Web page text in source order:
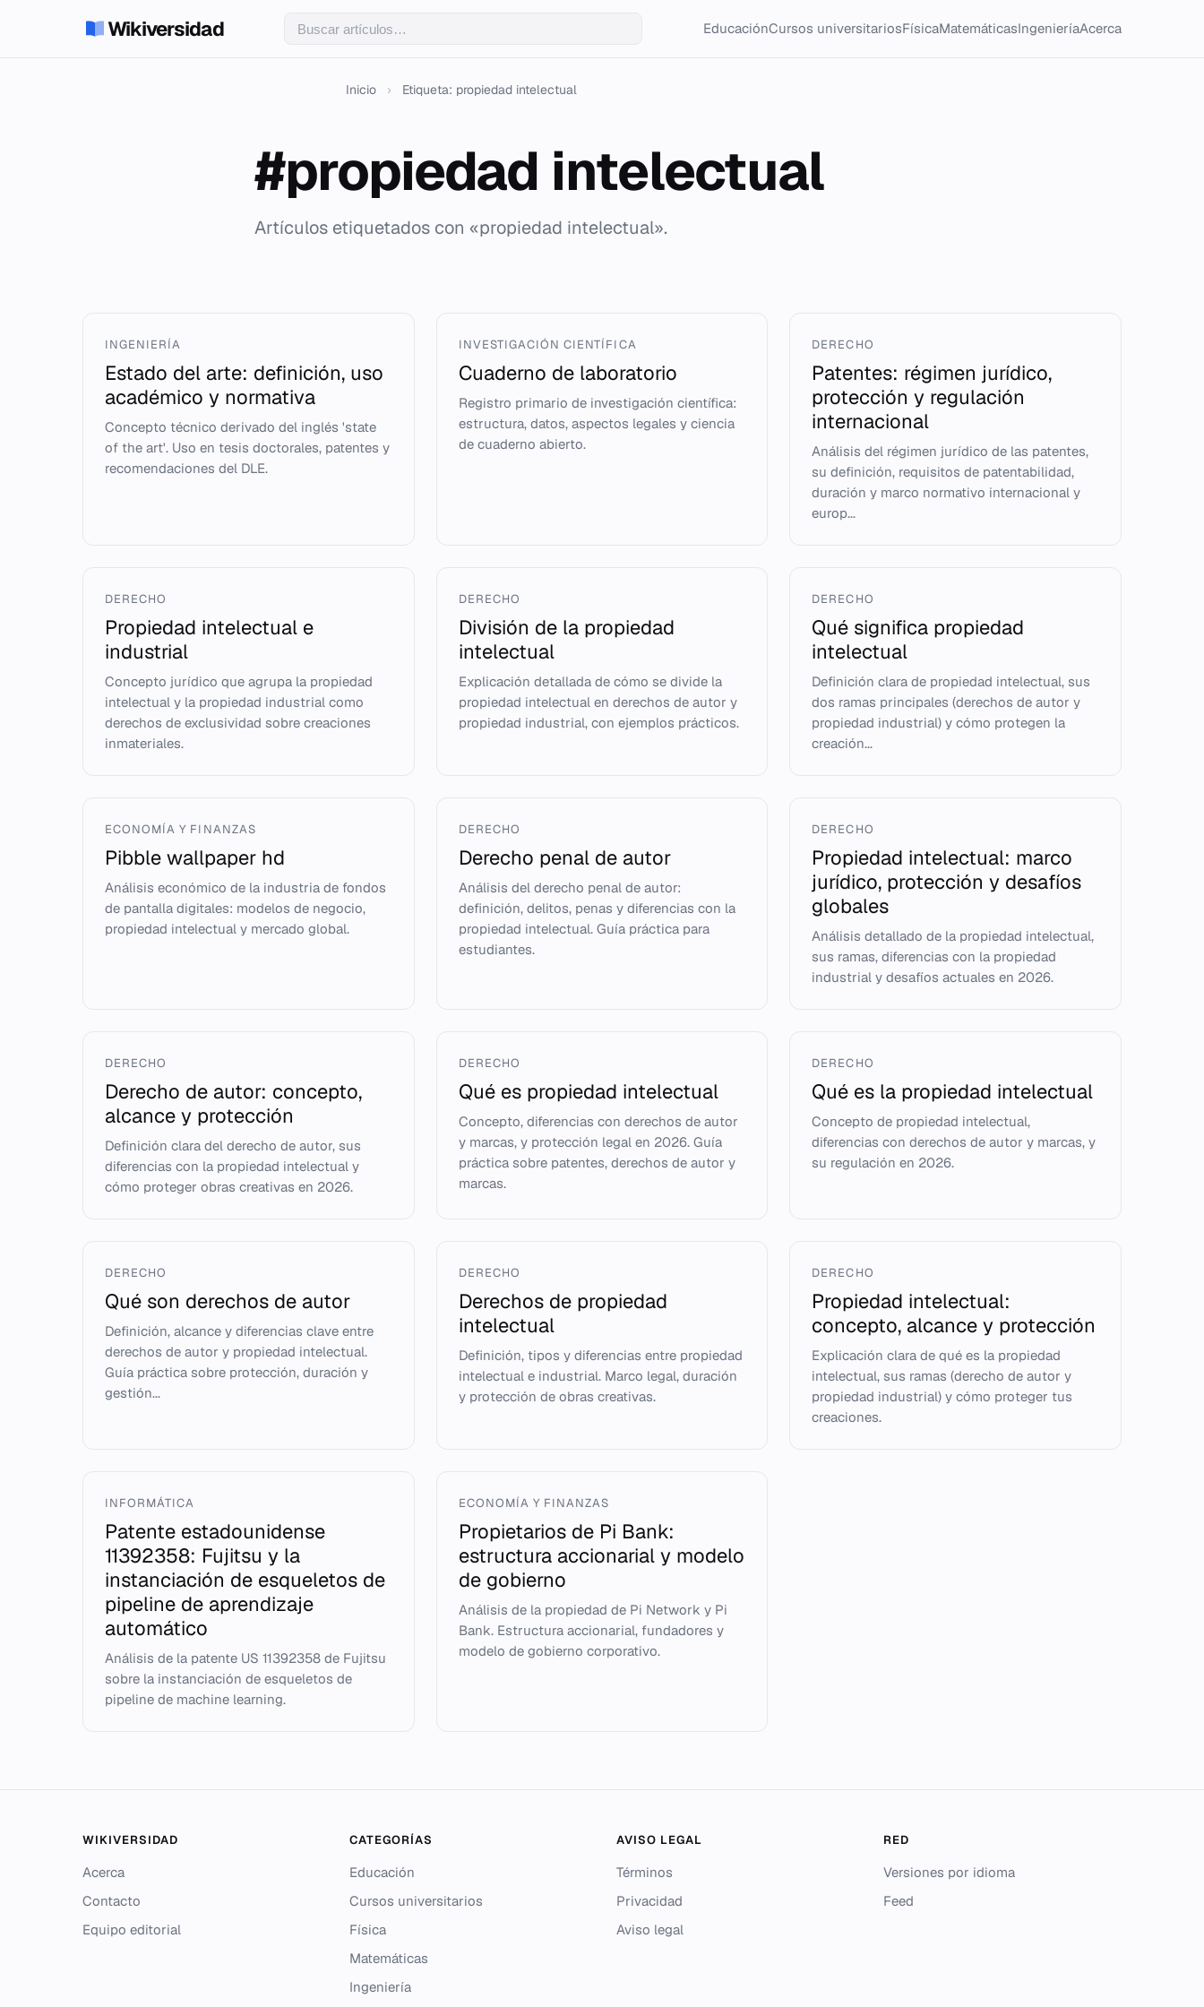
Wikiversidad EducaciónCursos universitariosFísicaMatemáticasIngenieríaAcerca
Inicio › Etiqueta: propiedad intelectual
#propiedad intelectual
Artículos etiquetados con «propiedad intelectual».
INGENIERÍA
Estado del arte: definición, uso
académico y normativa
Concepto técnico derivado del inglés 'state
of the art'. Uso en tesis doctorales, patentes y
recomendaciones del DLE.
INVESTIGACIÓN CIENTÍFICA
Cuaderno de laboratorio
Registro primario de investigación científica:
estructura, datos, aspectos legales y ciencia
de cuaderno abierto.
DERECHO
Patentes: régimen jurídico,
protección y regulación
internacional
Análisis del régimen jurídico de las patentes,
su definición, requisitos de patentabilidad,
duración y marco normativo internacional y
europ...
DERECHO
Propiedad intelectual e
industrial
Concepto jurídico que agrupa la propiedad
intelectual y la propiedad industrial como
derechos de exclusividad sobre creaciones
inmateriales.
DERECHO
División de la propiedad
intelectual
Explicación detallada de cómo se divide la
propiedad intelectual en derechos de autor y
propiedad industrial, con ejemplos prácticos.
DERECHO
Qué significa propiedad
intelectual
Definición clara de propiedad intelectual, sus
dos ramas principales (derechos de autor y
propiedad industrial) y cómo protegen la
creación...
ECONOMÍA Y FINANZAS
Pibble wallpaper hd
Análisis económico de la industria de fondos
de pantalla digitales: modelos de negocio,
propiedad intelectual y mercado global.
DERECHO
Derecho penal de autor
Análisis del derecho penal de autor:
definición, delitos, penas y diferencias con la
propiedad intelectual. Guía práctica para
estudiantes.
DERECHO
Propiedad intelectual: marco
jurídico, protección y desafíos
globales
Análisis detallado de la propiedad intelectual,
sus ramas, diferencias con la propiedad
industrial y desafíos actuales en 2026.
DERECHO
Derecho de autor: concepto,
alcance y protección
Definición clara del derecho de autor, sus
diferencias con la propiedad intelectual y
cómo proteger obras creativas en 2026.
DERECHO
Qué es propiedad intelectual
Concepto, diferencias con derechos de autor
y marcas, y protección legal en 2026. Guía
práctica sobre patentes, derechos de autor y
marcas.
DERECHO
Qué es la propiedad intelectual
Concepto de propiedad intelectual,
diferencias con derechos de autor y marcas, y
su regulación en 2026.
DERECHO
Qué son derechos de autor
Definición, alcance y diferencias clave entre
derechos de autor y propiedad intelectual.
Guía práctica sobre protección, duración y
gestión...
DERECHO
Derechos de propiedad
intelectual
Definición, tipos y diferencias entre propiedad
intelectual e industrial. Marco legal, duración
y protección de obras creativas.
DERECHO
Propiedad intelectual:
concepto, alcance y protección
Explicación clara de qué es la propiedad
intelectual, sus ramas (derecho de autor y
propiedad industrial) y cómo proteger tus
creaciones.
INFORMÁTICA
Patente estadounidense
11392358: Fujitsu y la
instanciación de esqueletos de
pipeline de aprendizaje
automático
Análisis de la patente US 11392358 de Fujitsu
sobre la instanciación de esqueletos de
pipeline de machine learning.
ECONOMÍA Y FINANZAS
Propietarios de Pi Bank:
estructura accionarial y modelo
de gobierno
Análisis de la propiedad de Pi Network y Pi
Bank. Estructura accionarial, fundadores y
modelo de gobierno corporativo.
WIKIVERSIDAD
Acerca
Contacto
Equipo editorial
CATEGORÍAS
Educación
Cursos universitarios
Física
Matemáticas
Ingeniería
AVISO LEGAL
Términos
Privacidad
Aviso legal
RED
Versiones por idioma
Feed